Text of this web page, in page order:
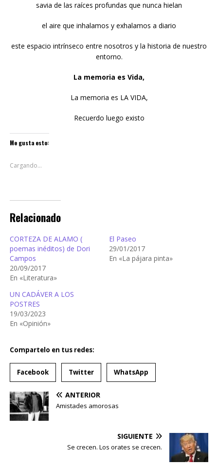
savia de las raíces profundas que nunca hielan
el aire que inhalamos y exhalamos a diario
este espacio intrínseco entre nosotros y la historia de nuestro
entorno.
La memoria es Vida,
La memoria es LA VIDA,
Recuerdo luego existo
Me gusta esto:
Cargando...
Relacionado
CORTEZA DE ALAMO (
poemas inéditos) de Dori
Campos
20/09/2017
En «Literatura»
El Paseo
29/01/2017
En «La pájara pinta»
UN CADÁVER A LOS
POSTRES
19/03/2023
En «Opinión»
Compartelo en tus redes:
Facebook Twitter WhatsApp
ANTERIOR
Amistades amorosas
SIGUIENTE
Se crecen. Los orates se crecen.